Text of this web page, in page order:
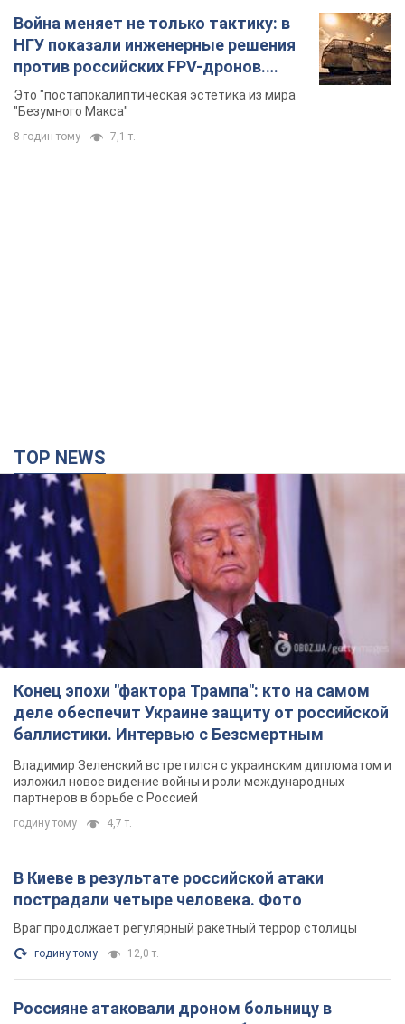
Война меняет не только тактику: в
НГУ показали инженерные решения
против российских FPV-дронов.
Фото
Это "постапокалиптическая эстетика из мира
"Безумного Макса"
8 годин тому 7,1 т.
TOP NEWS
Конец эпохи "фактора Трампа": кто на самом
деле обеспечит Украине защиту от российской
баллистики. Интервью с Безсмертным
Владимир Зеленский встретился с украинским дипломатом и
изложил новое видение войны и роли международных
партнеров в борьбе с Россией
годину тому 4,7 т.
В Киеве в результате российской атаки
пострадали четыре человека. Фото
Враг продолжает регулярный ракетный террор столицы
годину тому 12,0 т.
Россияне атаковали дроном больницу в